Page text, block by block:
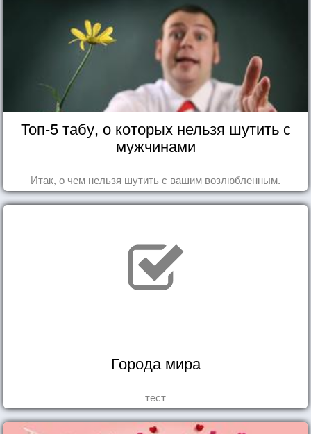
Топ-5 табу, о которых нельзя шутить с
мужчинами
Итак, о чем нельзя шутить с вашим возлюбленным.
Города мира
тест